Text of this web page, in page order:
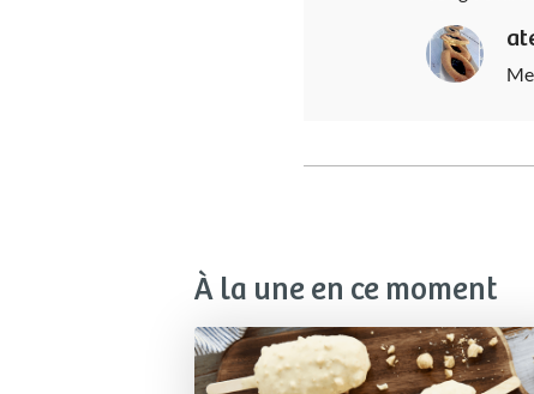
À la une en ce moment